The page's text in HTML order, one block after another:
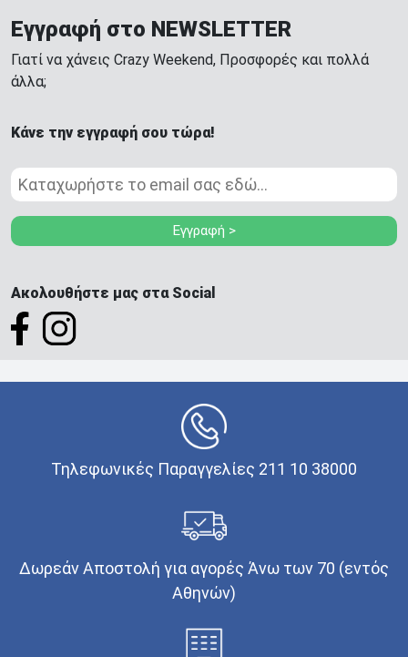
Εγγραφή στο NEWSLETTER
Γιατί να χάνεις Crazy Weekend, Προσφορές και πολλά
άλλα;
Κάνε την εγγραφή σου τώρα!
Εγγραφή >
Ακολουθήστε μας στα Social
Τηλεφωνικές Παραγγελίες 211 10 38000
Δωρεάν Αποστολή για αγορές Άνω των 70 (εντός
Αθηνών)